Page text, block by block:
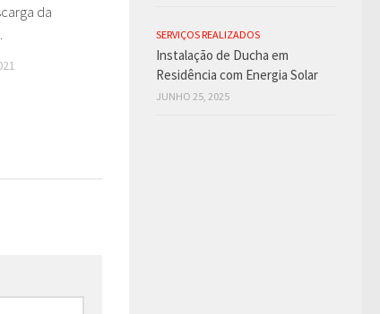
da
SERVIÇOS REALIZADOS
Instalação de Ducha em
Residência com Energia Solar
JUNHO 25, 2025